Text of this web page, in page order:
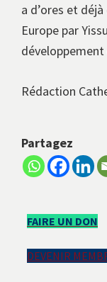
a d’ores et
Europe par
développement
Rédaction
Partagez
Barre
FAIRE UN DON
DEVENIR